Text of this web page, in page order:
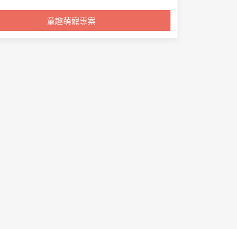
機/Mini Bar/兒童遊戲室
隻小豬觀光農場:營業時間周一~
童趣萌寵專案